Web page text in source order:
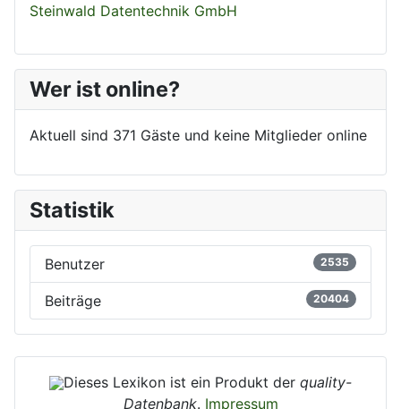
Steinwald Datentechnik GmbH
Wer ist online?
Aktuell sind 371 Gäste und keine Mitglieder online
Statistik
Benutzer 2535
Beiträge 20404
Dieses Lexikon ist ein Produkt der quality-
Datenbank. Impressum